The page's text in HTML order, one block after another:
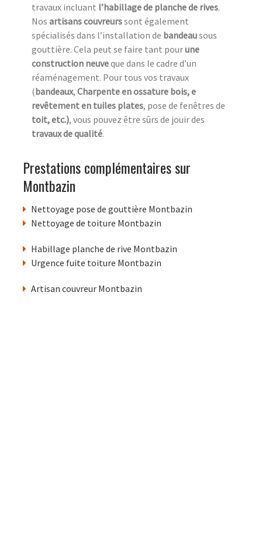
travaux incluant l’habillage de planche de rives.
Nos artisans couvreurssont également
spécialisés dans l’installation de bandeausous
gouttière. Cela peut se faire tant pourune
construction neuveque dans le cadre d’un
réaménagement. Pour tous vos travaux
(bandeaux, Charpente en ossature bois, e
revêtement en tuiles plates, pose de fenêtres de
toit, etc.), vous pouvez être sûrs de jouir des
travaux de qualité.
Prestations complémentaires sur
Montbazin
Nettoyage pose de gouttière Montbazin
Nettoyage de toiture Montbazin
Habillage planche de rive Montbazin
Urgence fuite toiture Montbazin
Artisan couvreur Montbazin